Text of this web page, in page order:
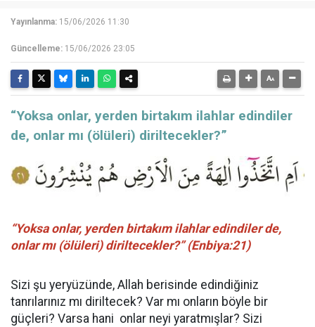
Yayınlanma: 15/06/2026 11:30
Güncelleme: 15/06/2026 23:05
“Yoksa onlar, yerden birtakım ilahlar edindiler
de, onlar mı (ölüleri) diriltecekler?”
“Yoksa onlar, yerden birtakım ilahlar edindiler de,
onlar mı (ölüleri) diriltecekler?” (Enbiya:21)
Sizi şu yeryüzünde, Allah berisinde edindiğiniz
tanrılarınız mı diriltecek? Var mı onların böyle bir
güçleri? Varsa hani onlar neyi yaratmışlar? Sizi